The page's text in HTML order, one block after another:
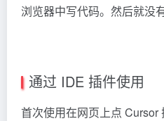
浏览器中写代码。然后就没
通过 IDE 插件使用
首次使用在网页上点